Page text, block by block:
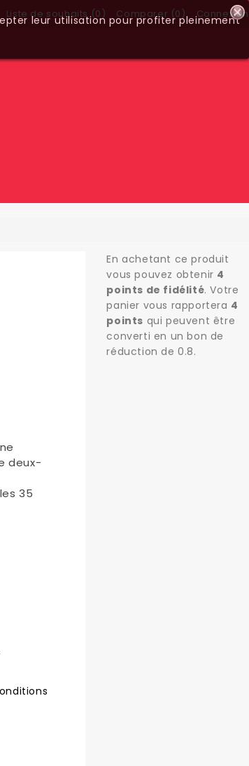
Connexion
Comparer (0)
Liste de souhaits (0)
leur utilisation pour profiter pleinement
deux-
35
En achetant ce produit
vous pouvez obtenir 4
points de fidélité. Votre
panier vous rapportera 4
points qui peuvent être
converti en un bon de
réduction de0.8.